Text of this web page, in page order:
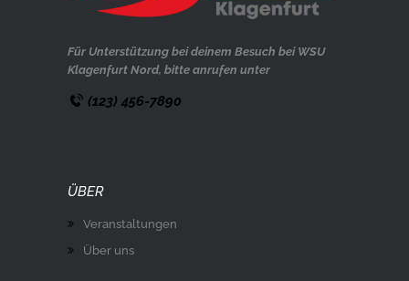
Für Unterstützung bei deinem Besuch bei WSU
Klagenfurt Nord, bitte anrufen unter
(123) 456-7890
ÜBER
Veranstaltungen
Über uns